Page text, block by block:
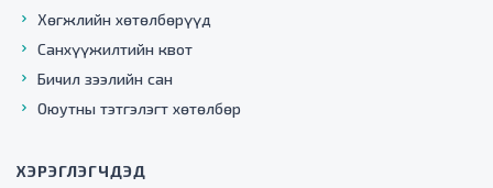
Хөгжлийн хөтөлбөрүүд
Санхүүжилтийн квот
Бичил зээлийн сан
Оюутны тэтгэлэгт хөтөлбөр
ХЭРЭГЛЭГЧДЭД